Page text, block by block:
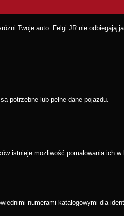
Twoje auto. Felgi JR nie odbiegają
potrzebne lub pełne dane pojazdu.
istnieje możliwość pomalowania ich w
numerami katalogowymi dla